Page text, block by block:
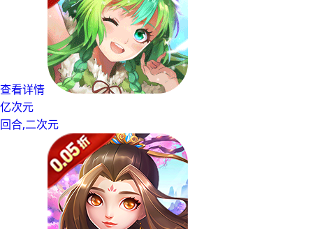
查看详情
亿次元
回合,二次元